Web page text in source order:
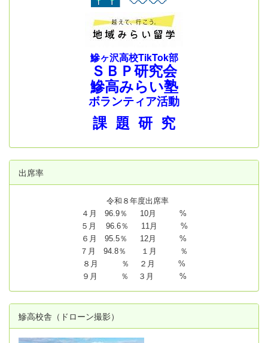
鰺ヶ沢高校TikTok部
ＳＢＰ研究会
鰺高みらい塾
ボランティア活動
課 題 研 究
出席率
令和８年度出席率
４月 96.9％ 10月 %
５月 96.6％ 11月 %
６月 95.5％ 12月 %
７月 94.8％ １月 ％
８月 ％ ２月 %
９月 ％ ３月 %
鰺高校舎（ドローン撮影）